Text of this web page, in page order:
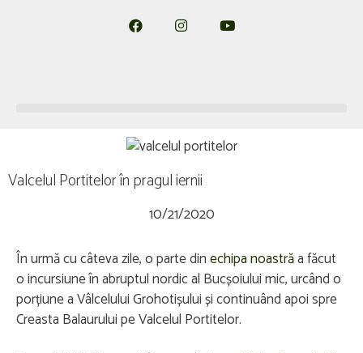
Valcelul Portitelor în pragul iernii
10/21/2020
În urmă cu câteva zile, o parte dinechipa noastrăa făcut
o incursiune în abruptul nordic al Bucșoiului mic, urcând o
porțiune a Vâlcelului Grohotișului și continuând apoi spre
Creasta Balaurului pe Valcelul Portitelor.